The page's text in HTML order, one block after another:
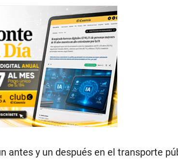
antes y un después en el transporte